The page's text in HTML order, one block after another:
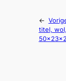
←
titel,